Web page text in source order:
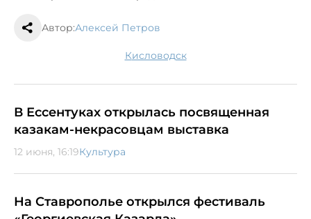
Автор:Алексей Петров
Кисловодск
В Ессентуках открылась посвященная
казакам-некрасовцам выставка
12 июня, 16:19Культура
На Ставрополье открылся фестиваль